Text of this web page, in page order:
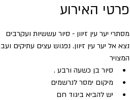
פרטי האירוע
מסתרי יער עין זיוון - סיור עששיות ועקרבים
נצא אל יער עין זיוון. נפגוש עצים
המצויר
סיור בן כשעה ורבע .
מיקום ימסר לנרשמים
יש להביא ביגוד חם